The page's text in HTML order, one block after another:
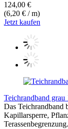
124,00 €
(6,20 € / m)
Jetzt kaufen
Teichrandband
Das Teichrandband
Kapillarsperre,
Terassenbegrenzung.